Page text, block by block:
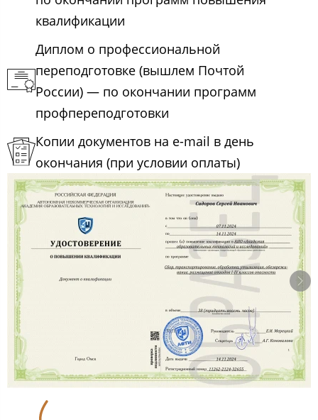
квалификации
Диплом о профессиональной
переподготовке (вышлем Почтой
России) — по окончании программ
профпереподготовки
Копии документов на e-mail в день
окончания (при условии оплаты)